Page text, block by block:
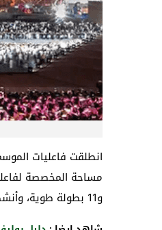
انطلقت فاعليات
و11 بطولة طوية، وأنشطة تصلح لجميع المراحل العمرية.